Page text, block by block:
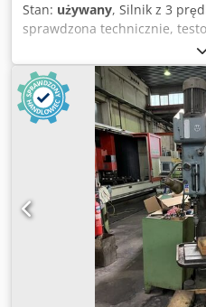
Stan: używany, Silnik z 3
sprawdzona technicznie,
Używana Producent: Solid
16 Nr maszyny: 532377
wiertarski: wieńcowy/
1x wieńcowy Wysięg: 250 mm
zakresów obrotów od 200 do
biegowy Oświetlenie
Imadło maszynowe Miejsce
Gerolzhofen, załadowana
Przekazanie w stanie takim,
rękojmi